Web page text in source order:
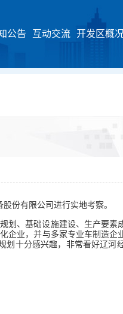
公告 互动交流 开发区概
请输入关
份有限公司进行实地考察。
划、基础设施建设、生产要素
企业，并与多家专业车制造企
划十分感兴趣，非常看好辽河